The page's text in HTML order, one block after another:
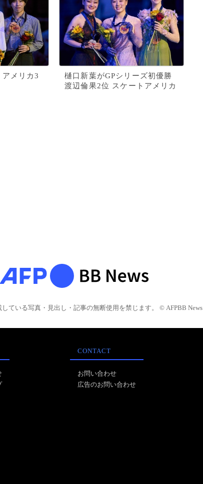
メリカ3
樋口新葉がGPシリーズ初優勝
渡辺倫果2位 スケートアメリカ
している写真・見出し・記事の無断使用を禁じます。 © AFPBB News
CONTACT
お問い合わせ
広告のお問い合わせ